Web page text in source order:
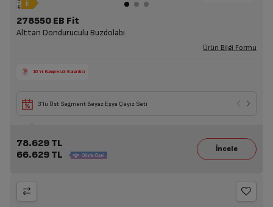
278550 EB Fit
Alttan Donduruculu Buzdolabı
Ürün Bilgi Formu
10 Yıl Kompresör Garantisi
3’lü Üst Segment Beyaz Eşya Çeyiz Seti
78.629 TL
66.629 TL